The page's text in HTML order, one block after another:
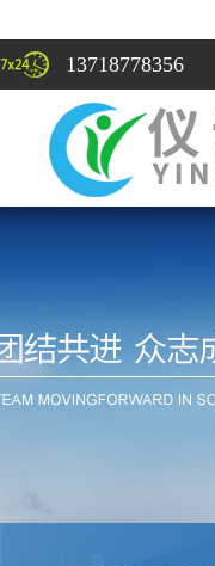
13718778356